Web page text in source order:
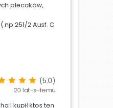
plecaków,
251/2 Ausf. C
(5.0)
20 lat-s-temu
i kupił ktos ten